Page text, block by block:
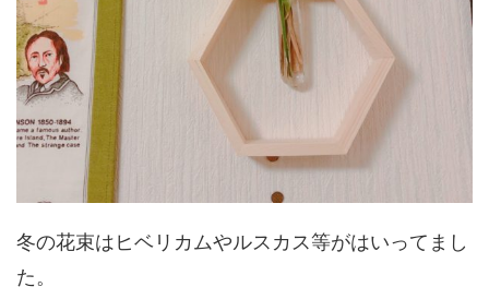
冬の花束はヒベリカムやルスカス等がはいってまし
た。